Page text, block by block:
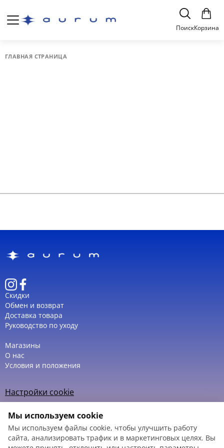
ПоискКорзина
ГЛАВНАЯ СТРАНИЦА
Скидки
Обмен и возврат
Доставка товара
Руководство по уходу
Магазины
О нас
Условия и положения
Настройки cookie
Мы используем cookie
Мы используем файлы cookie, чтобы улучшить работу
сайта, анализировать трафик и в маркетинговых целях. Вы